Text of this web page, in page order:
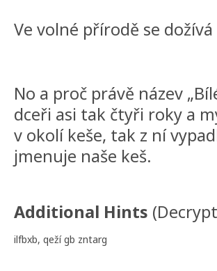
Ve volné přírodě se
No a proč právě název
dceři asi tak čtyři roky a
v okolí keše, tak z ní
jmenuje naše keš.
Additional Hints (Decrypt
ilfbxb, qeží gb zntarg